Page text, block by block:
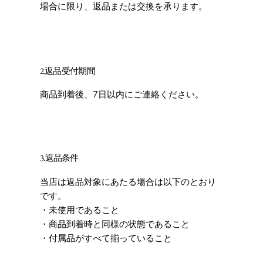
場合に限り、返品または交換を承ります。
2.返品受付期間
商品到着後、7日以内にご連絡ください。
3.返品条件
当店は返品対象にあたる場合は以下のとおり
です。
・未使用であること
・商品到着時と同様の状態であること
・付属品がすべて揃っていること